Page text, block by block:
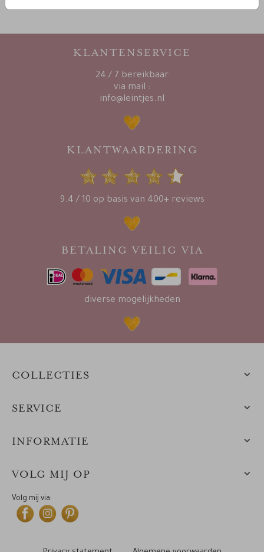
KLANTENSERVICE
24 / 7 bereikbaar
via mail :
info@leintjes.nl
KLANTWAARDERING
9.4 / 10 op basis van 400+ reviews
BETALING VEILIG VIA
diverse mogelijkheden
COLLECTIES
SERVICE
INFORMATIE
VOLG MIJ OP
Volg mij via: